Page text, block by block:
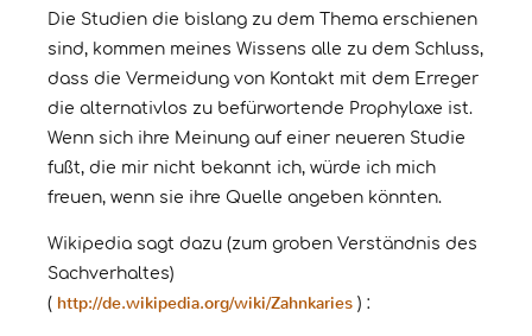
Die Studien die bislang zu dem Thema erschienen
sind, kommen meines Wissens alle zu dem Schluss,
dass die Vermeidung von Kontakt mit dem Erreger
die alternativlos zu befürwortende Prophylaxe ist.
Wenn sich ihre Meinung auf einer neueren Studie
fußt, die mir nicht bekannt ich, würde ich mich
freuen, wenn sie ihre Quelle angeben könnten.
Wikipedia sagt dazu (zum groben Verständnis des
Sachverhaltes)
( http://de.wikipedia.org/wiki/Zahnkaries ) :